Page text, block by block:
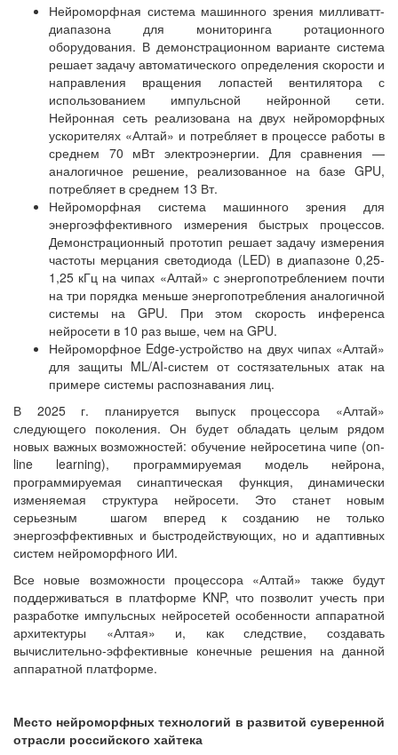
Нейроморфная система машинного зрения милливатт-
диапазона для мониторинга ротационного
оборудования. В демонстрационном варианте система
решает задачу автоматического определения скорости и
направления вращения лопастей вентилятора с
использованием импульсной нейронной сети.
Нейронная сеть реализована на двух нейроморфных
ускорителях «Алтай» и потребляет в процессе работы в
среднем 70 мВт электроэнергии. Для сравнения —
аналогичное решение, реализованное на базе GPU,
потребляет в среднем 13 Вт.
Нейроморфная система машинного зрения для
энергоэффективного измерения быстрых процессов.
Демонстрационный прототип решает задачу измерения
частоты мерцания светодиода (LED) в диапазоне 0,25-
1,25 кГц на чипах «Алтай» с энергопотреблением почти
на три порядка меньше энергопотребления аналогичной
системы на GPU. При этом скорость инференса
нейросети в 10 раз выше, чем на GPU.
Нейроморфное Edge-устройство на двух чипах «Алтай»
для защиты ML/AI-систем от состязательных атак на
примере системы распознавания лиц.
В 2025 г. планируется выпуск процессора «Алтай»
следующего поколения. Он будет обладать целым рядом
новых важных возможностей: обучение нейросетина чипе (on-
line learning), программируемая модель нейрона,
программируемая синаптическая функция, динамически
изменяемая структура нейросети. Это станет новым
серьезным шагом вперед к созданию не только
энергоэффективных и быстродействующих, но и адаптивных
систем нейроморфного ИИ.
Все новые возможности процессора «Алтай» также будут
поддерживаться в платформе KNP, что позволит учесть при
разработке импульсных нейросетей особенности аппаратной
архитектуры «Алтая» и, как следствие, создавать
вычислительно-эффективные конечные решения на данной
аппаратной платформе.
Место нейроморфных технологий в развитой суверенной
отрасли российского хайтека